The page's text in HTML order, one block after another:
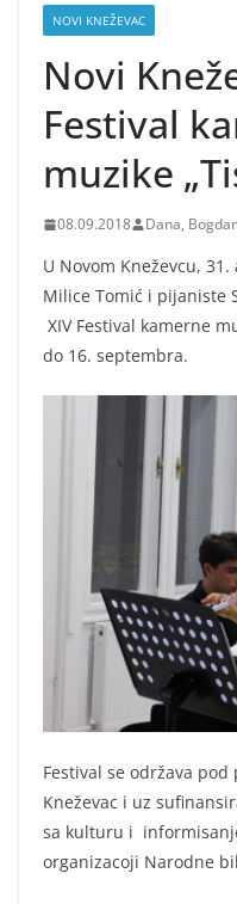
NOVI KNEŽEVAC
Novi
Festival
muzike
08.09.2018 Dana,
U Novom Kneževcu,
Milice Tomić i pijaniste
XIV Festival kamerne
do 16. septembra.
Festival se održava
Kneževac i uz
sa kulturu i
organizacoji Narodne